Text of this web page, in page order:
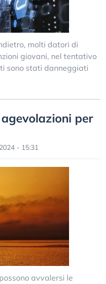
molti datori di
giovani, nel tentativo
sono stati danneggiati
per
- 15:31
avvalersi le